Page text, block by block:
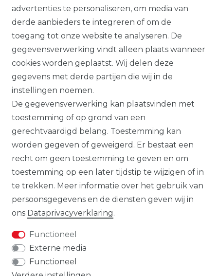
bevestigd, volgens onze
garantievoorwaarden.
Alle prijzen plus btw. Onze aanbiedingen
zijn alleen geldig voor handelaars en
overheden.
Alle op deze website getoonde producten
en productinformatie dienen uitsluitend
ter algemene informatie. Er kunnen
verschillen zijn tussen de op de website
getoonde producten en de daadwerkelijk
geleverde modellen.
De op de website getoonde illustraties,
specificaties en beschrijvingen kunnen
worden gewijzigd en geven niet
noodzakelijkerwijs de uiteindelijke
productkenmerken weer. De aanbieder
behoudt zich het recht voor om de
advertenties te personaliseren, om media van
derde aanbieders te integreren of om de
toegang tot onze website te analyseren. De
gegevensverwerking vindt alleen plaats wanneer
cookies worden geplaatst. Wij delen deze
gegevens met derde partijen die wij in de
instellingen noemen.
De gegevensverwerking kan plaatsvinden met
toestemming of op grond van een
gerechtvaardigd belang. Toestemming kan
worden gegeven of geweigerd. Er bestaat een
recht om geen toestemming te geven en om
toestemming op een later tijdstip te wijzigen of in
te trekken. Meer informatie over het gebruik van
persoonsgegevens en de diensten geven wij in
ons Data­privacy­verklaring.
Functioneel
Externe media
Functioneel